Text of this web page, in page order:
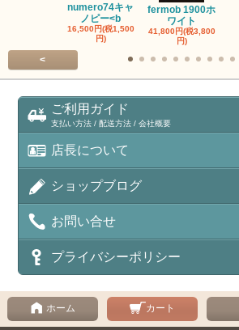
numero74キャ
ノピー<b
16,500円(税1,500
円)
fermob 1900ホ
ワイト
41,800円(税3,800
円)
<
ご利用ガイド
支払い方法 / 配送方法 / 会社概要
店長について
ショップブログ
お問い合せ
プライバシーポリシー
ホーム カート